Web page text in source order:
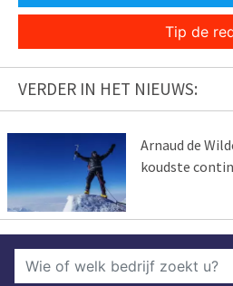
Tip de
VERDER IN HET NIEUWS:
Arnaud de
koudste